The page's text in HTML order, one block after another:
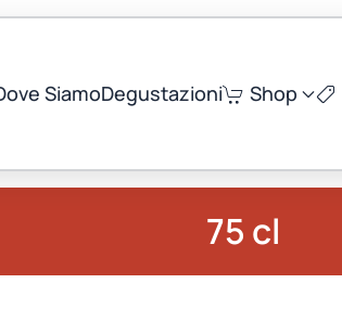
SiamoDegustazioni Shop
75 cl